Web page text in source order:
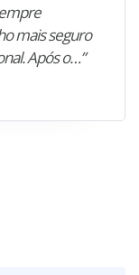
mais seguro
Após o…”